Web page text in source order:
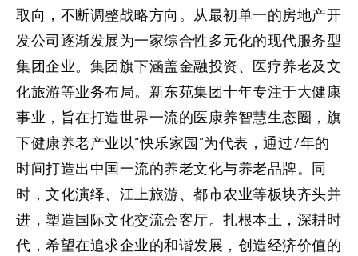
取向，不断调整战略方向。从最初单一的房地产开
发公司逐渐发展为一家综合性多元化的现代服务型
集团企业。集团旗下涵盖金融投资、医疗养老及文
化旅游等业务布局。新东苑集团十年专注于大健康
事业，旨在打造世界一流的医康养智慧生态圈，旗
下健康养老产业以“快乐家园”为代表，通过7年的
时间打造出中国一流的养老文化与养老品牌。同
时，文化演绎、江上旅游、都市农业等板块齐头并
进，塑造国际文化交流会客厅。扎根本土，深耕时
代，希望在追求企业的和谐发展，创造经济价值的